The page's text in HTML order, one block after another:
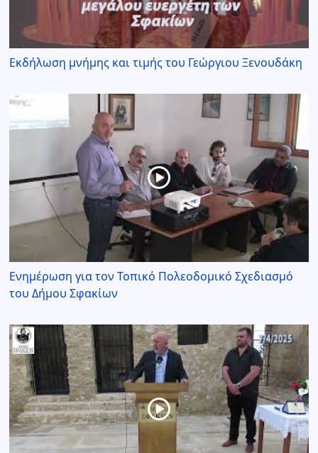
Εκδήλωση μνήμης και τιμής του Γεώργιου Ξενουδάκη
Ενημέρωση για τον Τοπικό Πολεοδομικό Σχεδιασμό
του Δήμου Σφακίων